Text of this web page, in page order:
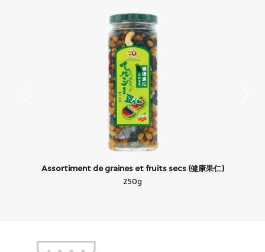
Assortiment de graines et fruits secs (健康果仁)
250g